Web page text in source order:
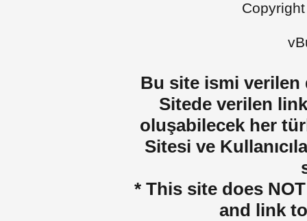
Bu site ismi verilen
Sitede verilen
oluşabilecek her
Sitesi ve
* This site does
and link